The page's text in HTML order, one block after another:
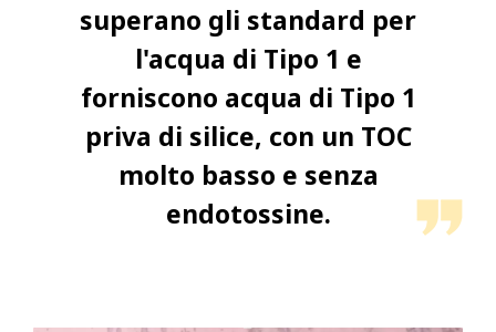
superano gli standard per
l'acqua di Tipo 1 e
forniscono acqua di Tipo 1
priva di silice, con un TOC
molto basso e senza
endotossine.